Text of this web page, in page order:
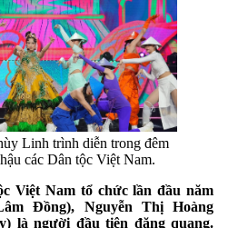
Linh trình diễn trong đêm
các Dân tộc Việt Nam.
Việt Nam tổ chức lần đầu năm
Đồng), Nguyễn Thị Hoàng
là người đầu tiên đăng quang.